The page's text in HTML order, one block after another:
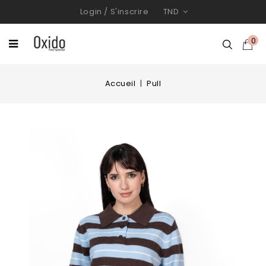
Login / S'inscrire TND
0
Accueil Pull